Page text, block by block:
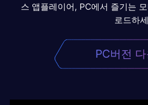
스 앱플레이어, PC에서 즐기는
로드하
PC버전